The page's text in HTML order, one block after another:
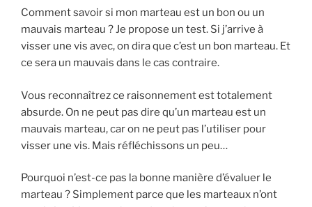
Comment savoir si mon marteau est un bon ou un
mauvais marteau ? Je propose un test. Si j’arrive à
visser une vis avec, on dira que c’est un bon marteau. Et
ce sera un mauvais dans le cas contraire.
Vous reconnaîtrez ce raisonnement est totalement
absurde. On ne peut pas dire qu’un marteau est un
mauvais marteau, car on ne peut pas l’utiliser pour
visser une vis. Mais réfléchissons un peu…
Pourquoi n’est-ce pas la bonne manière d’évaluer le
marteau ? Simplement parce que les marteaux n’ont